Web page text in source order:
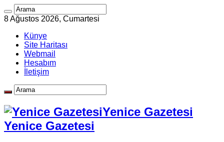
8 Ağustos 2026, Cumartesi
Künye
Site Haritası
Webmail
Hesabım
İletişim
Yenice Gazetesi
Yenice Gazetesi